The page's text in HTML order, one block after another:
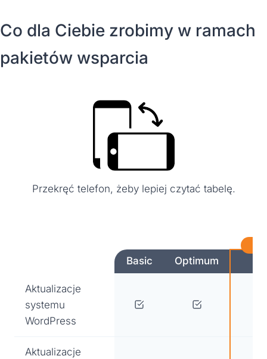
Co dla Ciebie zrobimy w ramach
pakietów wsparcia
Przekręć telefon, żeby lepiej czytać tabelę.
Basic Optimum
Aktualizacje
systemu
WordPress
Aktualizacje